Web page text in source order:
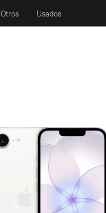
Otros Usados